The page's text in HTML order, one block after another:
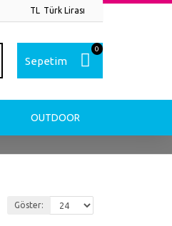
TL Türk Lirası
Sepetim
0
OUTDOOR
Göster: